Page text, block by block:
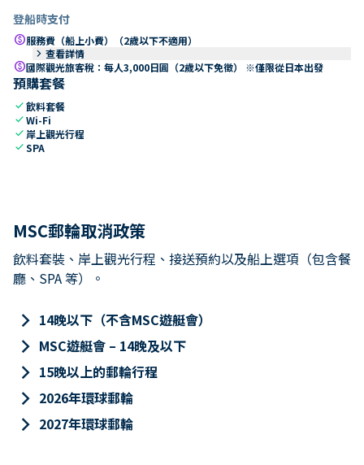
登船時支付
paid服務費（船上小費）（2歲以下不適用）
keyboard_arrow_right 查看詳情
paid國際觀光旅客稅：每人3,000日圓（2歲以下免徵） ※僅限從日本出發
預購套餐
check飲料套餐
checkWi-Fi
check 岸上觀光行程
checkSPA
MSC郵輪取消政策
飲料套裝、岸上觀光行程、接送預約以及船上選項（包含餐
廳、SPA 等）。
keyboard_arrow_right 14晚以下（不含MSC遊艇會）
keyboard_arrow_right MSC遊艇會 – 14晚及以下
keyboard_arrow_right 15晚以上的郵輪行程
keyboard_arrow_right 2026年環球郵輪
keyboard_arrow_right 2027年環球郵輪